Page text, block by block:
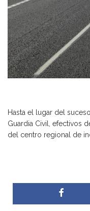
Hasta el lugar del
Guardia Civil, efectivos
del centro regional de